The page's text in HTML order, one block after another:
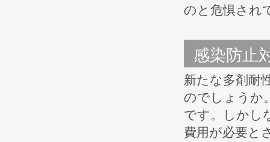
のと危惧され
感染防止
新たな多剤耐
のでしょうか
です。しかし
費用が必要と